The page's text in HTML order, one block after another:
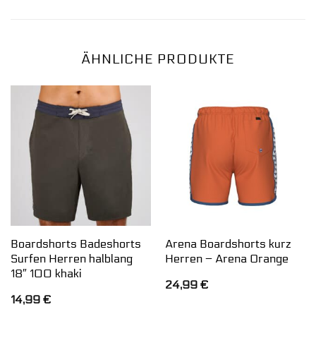
ÄHNLICHE PRODUKTE
Boardshorts Badeshorts
Surfen Herren halblang
18″ 100 khaki
14,99 €
Arena Boardshorts kurz
Herren – Arena Orange
24,99 €